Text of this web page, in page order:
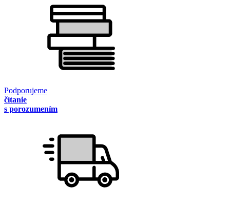
Podporujeme
čítanie
s porozumením